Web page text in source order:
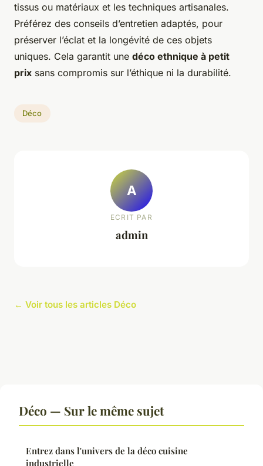
tissus ou matériaux et les techniques artisanales.
Préférez des conseils d’entretien adaptés, pour
préserver l’éclat et la longévité de ces objets
uniques. Cela garantit une déco ethnique à petit
prix sans compromis sur l’éthique ni la durabilité.
Déco
A
ECRIT PAR
admin
← Voir tous les articles Déco
Déco — Sur le même sujet
Entrez dans l'univers de la déco cuisine
industrielle